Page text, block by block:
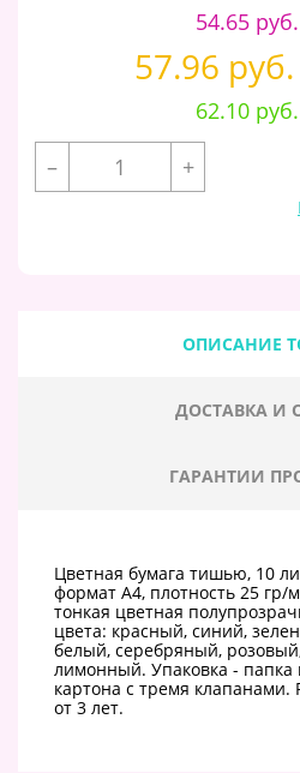
54.65 руб.
57.96 руб.
62.10 руб.
–
+
ОПИСАНИЕ
ДОСТАВКА И
ГАРАНТИИ
Цветная бумага тишью, 10
формат А4, плотность 25 гр/
тонкая цветная
цвета: красный, синий,
белый, серебряный,
лимонный. Упаковка - папка
картона с тремя клапанами.
от 3 лет.